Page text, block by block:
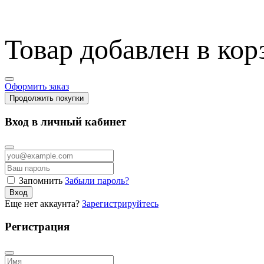
Товар добавлен в
Оформить заказ
Продолжить покупки
Вход в личный кабинет
Запомнить Забыли пароль?
Вход
Еще нет аккаунта? Зарегистрируйтесь
Регистрация